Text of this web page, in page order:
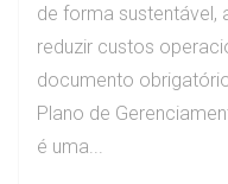
de forma sustentável,
reduzir custos
documento
Plano de
é uma...